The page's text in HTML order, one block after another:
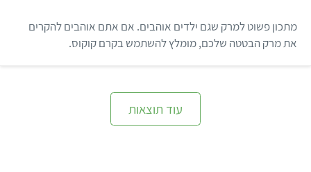
ת
ו
ך
מתכון פשוט למרק שגם ילדים אוהבים. אם אתם אוהבים להקרים
את מרק הבטטה שלכם, מומלץ להשתמש בקרם קוקוס.
עוד תוצאות